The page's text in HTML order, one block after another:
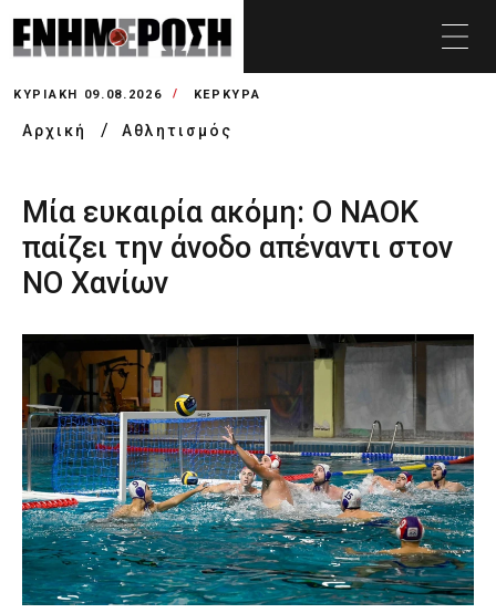
ΚΥΡΙΑΚΉ 09.08.2026 ΚΕΡΚΥΡΑ
Αρχική Αθλητισμός
Μία ευκαιρία ακόμη: Ο ΝΑΟΚ
παίζει την άνοδο απέναντι στον
ΝΟ Χανίων